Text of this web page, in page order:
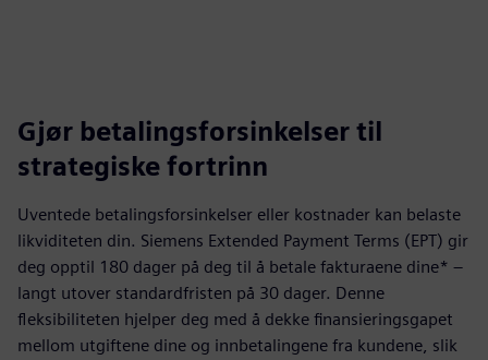
Gjør betalingsforsinkelser til
strategiske fortrinn
Uventede betalingsforsinkelser eller kostnader kan belaste
likviditeten din. Siemens Extended Payment Terms (EPT) gir
deg opptil 180 dager på deg til å betale fakturaene dine* –
langt utover standardfristen på 30 dager. Denne
fleksibiliteten hjelper deg med å dekke finansieringsgapet
mellom utgiftene dine og innbetalingene fra kundene, slik